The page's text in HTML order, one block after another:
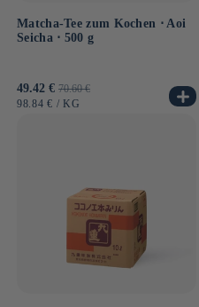
Matcha-Tee zum Kochen ⋅ Aoi
Seicha ⋅ 500 g
Verkaufspreis
49.42 € Normaler
Preis
70.60 €
GRUNDPREIS
98.84 € / PRO
KG